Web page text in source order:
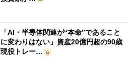
「AI・半導体関連が“本命”であること
に変わりはない」資産20億円超の90歳
現役トレー…